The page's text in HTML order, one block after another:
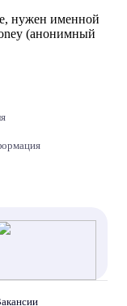
нужен именной
(анонимный